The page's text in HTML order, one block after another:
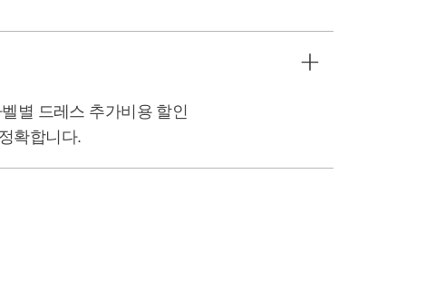
별 드레스 추가비용 할인
확합니다.